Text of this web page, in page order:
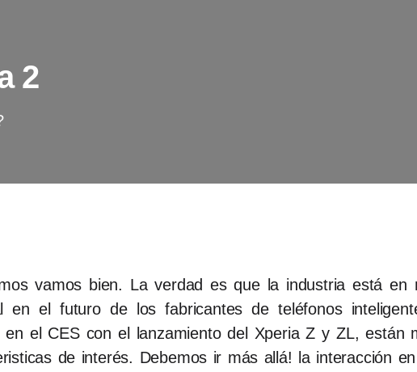
2
vamos bien. La verdad es que la industria está en
en el futuro de los fabricantes de teléfonos
en el CES con el lanzamiento del Xperia Z y ZL, están
de interés. Debemos ir más allá! la interacción